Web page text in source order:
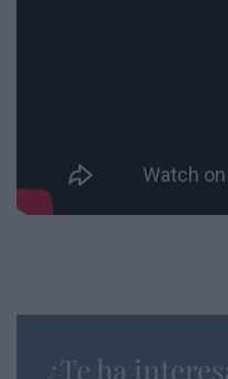
¿Te ha